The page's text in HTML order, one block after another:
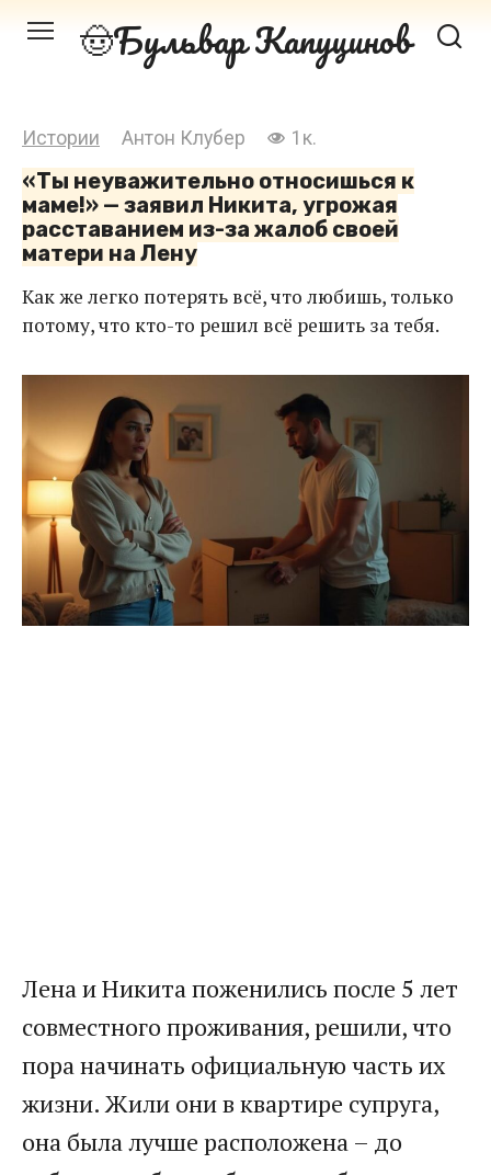
Перейти Бульвар Капуцинов
Истории Антон Клубер 1к.
«Ты неуважительно относишься к
маме!» — заявил Никита, угрожая
расставанием из-за жалоб своей
матери на Лену
Как же легко потерять всё, что любишь, только
потому, что кто-то решил всё решить за тебя.
Лена и Никита поженились после 5 лет
совместного проживания, решили, что
пора начинать официальную часть их
жизни. Жили они в квартире супруга,
она была лучше расположена – до